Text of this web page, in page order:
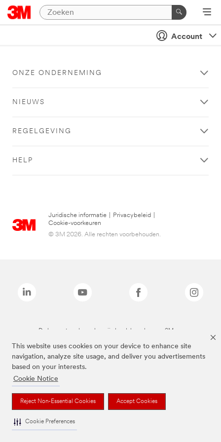
This website uses cookies on your device to enhance site
navigation, analyze site usage, and deliver you advertisements
based on your interests.
Cookie Notice
Reject Non-Essential Cookies Accept Cookies
Cookie Preferences
Account
ONZE ONDERNEMING
NIEUWS
REGELGEVING
HELP
Juridische informatie Privacybeleid
Cookie-voorkeuren
© 3M 2026. Alle rechten voorbehouden.
De bovenstaande merken zijn handelsmerken van 3M.we